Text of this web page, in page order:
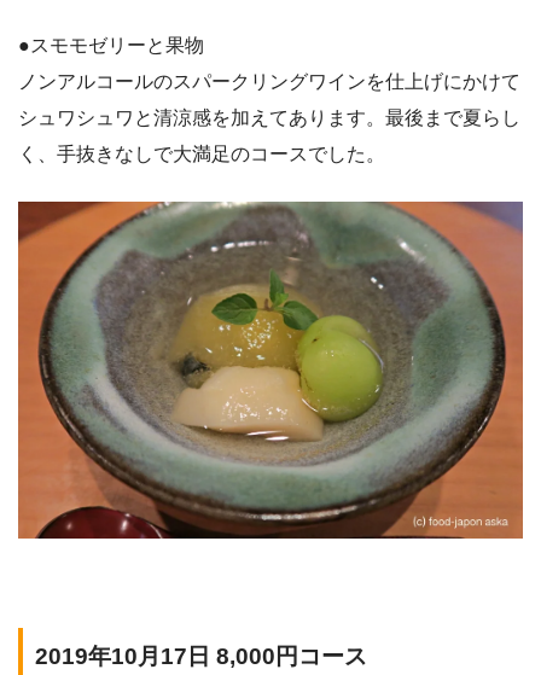
●スモモゼリーと果物
ノンアルコールのスパークリングワインを仕上げにかけて
シュワシュワと清涼感を加えてあります。最後まで夏らし
く、手抜きなしで大満足のコースでした。
2019年10月17日 8,000円コース